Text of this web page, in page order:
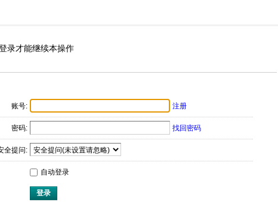
索
录才能继续本操作
账号: 注册
密码: 找回密码
全提问:
自动登录
登录